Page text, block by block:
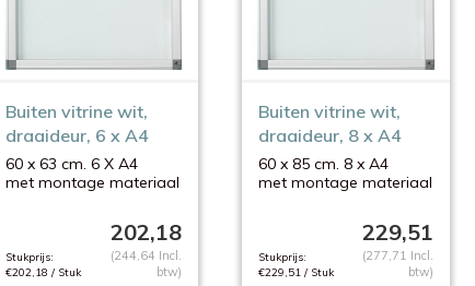
Buiten vitrine wit,
draaideur, 6 x A4
60 x 63 cm. 6 X A4
met montage materiaal
202,18
Stukprijs:
€202,18 / Stuk
(244,64 Incl.
btw)
Buiten vitrine wit,
draaideur, 8 x A4
60 x 85 cm. 8 x A4
met montage materiaal
229,51
Stukprijs:
€229,51 / Stuk
(277,71 Incl.
btw)